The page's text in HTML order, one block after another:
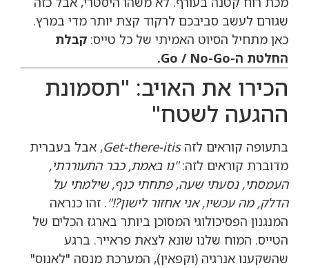
שגורם לעשב סביבכם לרקוד קצת יותר מדי במרץ.
כאן מתחיל הסיוט האמיתי של כל טייס: קבלת
החלטת ה-Go / No-Go.
הכירו את האויב: "תסמונת
ההגעה לשטח"
בתעופה קוראים לזהGet-there-itis, אבל בעברית
מדוברת קוראים לזה:"נו באמת, כבר התעוררתי,
העמסתי, נסעתי שעה, פתחתי כנף, שילמתי על
הדלק, מה עכשיו, אני אחזור לישון?!". זהו כנראה
המנגנון הפסיכולוגי המסוכן ביותר בארגז הכלים של
הטייס. המוח שלנו שונא לצאת פראייר. ברגע
שהשקענו אנרגיה (וקפאין), המערכת מנסה "לאנוס"